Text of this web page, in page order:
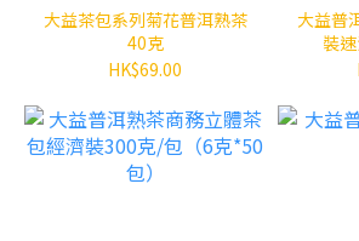
大益茶包系列菊花普洱熟茶
40克
HK$69.00
大益普
裝